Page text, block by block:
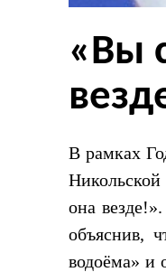
«Вы
В рамках
она
объяснив,
водоёма» и